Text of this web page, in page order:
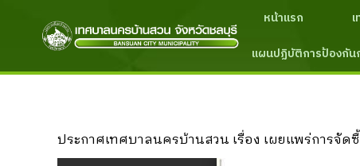
หน้าแรก
แผนปฏิบัติการป้องกัน
ประกาศเทศบาลนครบ้านสวน เรื่อง เผยแพร่การจั